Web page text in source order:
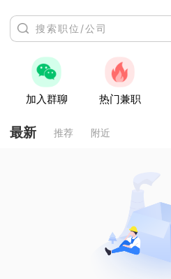
加入群聊 热门兼职
最新 推荐 附近